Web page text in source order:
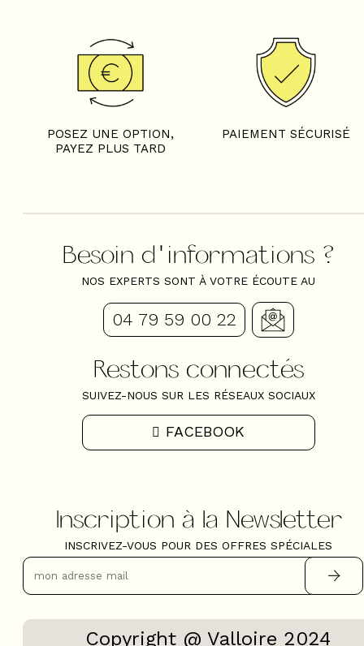
POSEZ UNE OPTION,
PAYEZ PLUS TARD
PAIEMENT SÉCURISÉ
Besoin d'informations ?
NOS EXPERTS SONT À VOTRE ÉCOUTE AU
04 79 59 00 22
Restons connectés
SUIVEZ-NOUS SUR LES RÉSEAUX SOCIAUX
FACEBOOK
Inscription à la Newsletter
INSCRIVEZ-VOUS POUR DES OFFRES SPÉCIALES
Copyright @ Valloire 2024